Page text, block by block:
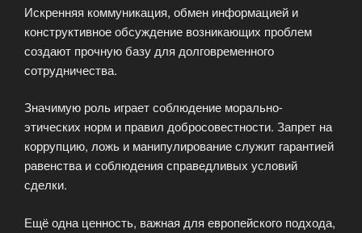
Искренняя коммуникация, обмен информацией и
конструктивное обсуждение возникающих проблем
создают прочную базу для долговременного
сотрудничества.
Значимую роль играет соблюдение морально-
этических норм и правил добросовестности. Запрет на
коррупцию, ложь и манипулирование служит гарантией
равенства и соблюдения справедливых условий
сделки.
Ещё одна ценность, важная для европейского подхода,